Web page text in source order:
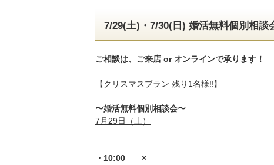
7/29(土)・7/30(日) 婚活無料個別相談
ご相談は、ご来店 or オンラインで承ります！
【クリスマスプラン 残り1名様‼️】
〜婚活無料個別相談会〜
7月29日（土）
・10:00 ×